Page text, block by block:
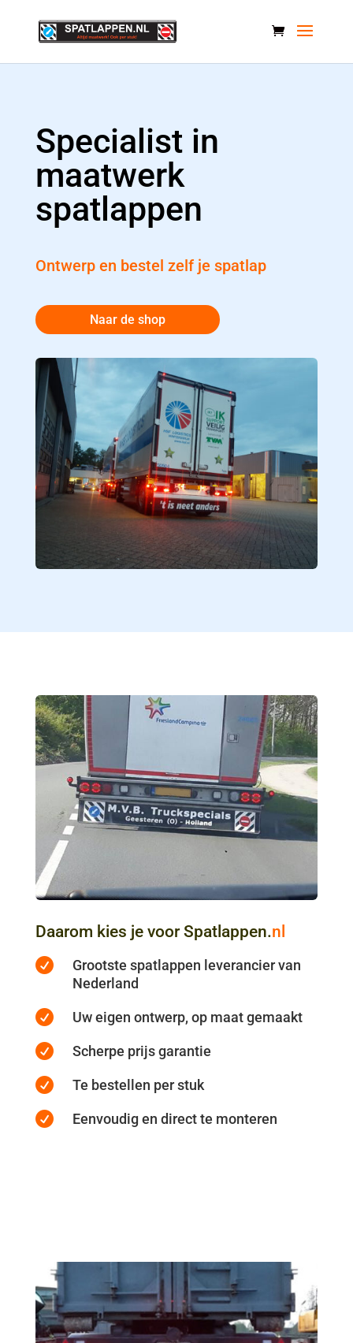
Specialist in
maatwerk
spatlappen
Ontwerp en bestel zelf je spatlap
Naar de shop
Daarom kies je voor Spatlappen.nl

Grootste spatlappen leverancier van
Nederland
 Uw eigen ontwerp, op maat gemaakt
 Scherpe prijs garantie
 Te bestellen per stuk
 Eenvoudig en direct te monteren